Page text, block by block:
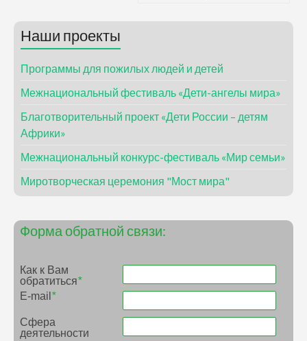
Наши проекты
Программы для пожилых людей и детей
Межнациональный фестиваль «Дети-ангелы мира»
Благотворительный проект «Дети России – детям
Африки»
Межнациональный конкурс-фестиваль «Мир семьи»
Миротворческая церемония "Мост мира"
Форма обратной связи:
Как к Вам
обратиться*
E-mail *
Сфера
деятельности